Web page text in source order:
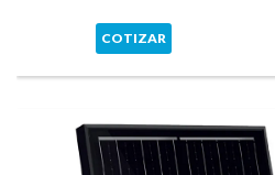
COTIZAR